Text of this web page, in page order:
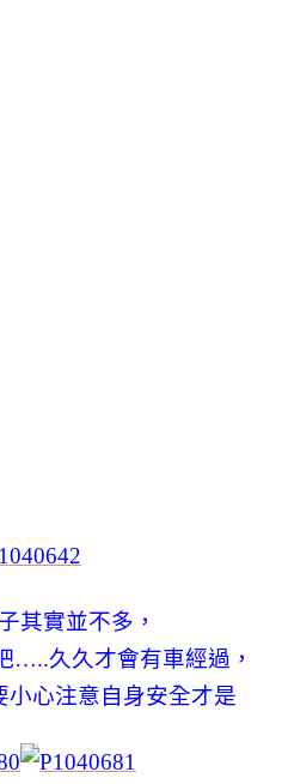
其實並不多，
…..久久才會有車經過，
小心注意自身安全才是